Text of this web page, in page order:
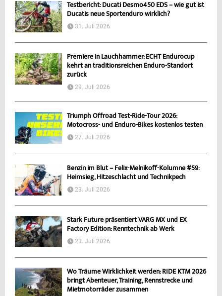
Testbericht: Ducati Desmo450 EDS – wie gut ist
Ducatis neue Sportenduro wirklich?
31. Juli 2026
Premiere in Lauchhammer: ECHT Endurocup
kehrt an traditionsreichen Enduro-Standort
zurück
29. Juli 2026
Triumph Offroad Test-Ride-Tour 2026:
Motocross- und Enduro-Bikes kostenlos testen
27. Juli 2026
Benzin im Blut – Felix-Melnikoff-Kolumne #59:
Heimsieg, Hitzeschlacht und Technikpech
23. Juli 2026
Stark Future präsentiert VARG MX und EX
Factory Edition: Renntechnik ab Werk
23. Juli 2026
Wo Träume Wirklichkeit werden: RIDE KTM 2026
bringt Abenteuer, Training, Rennstrecke und
Mietmotorräder zusammen